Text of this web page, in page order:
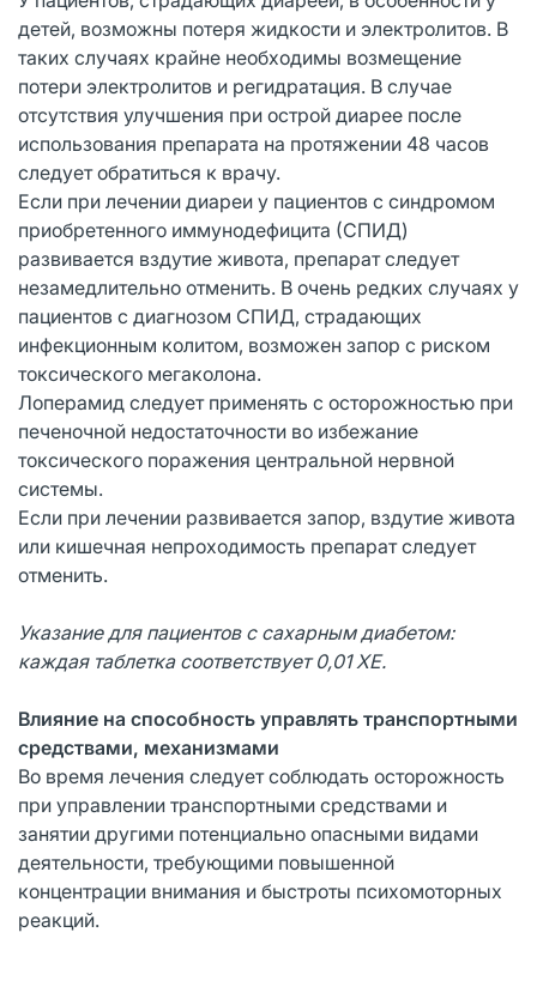
детей, возможны потеря жидкости и электролитов. В
таких случаях крайне необходимы возмещение
потери электролитов и регидратация. В случае
отсутствия улучшения при острой диарее после
использования препарата на протяжении 48 часов
следует обратиться к врачу.
Если при лечении диареи у пациентов с синдромом
приобретенного иммунодефицита (СПИД)
развивается вздутие живота, препарат следует
незамедлительно отменить. В очень редких случаях у
пациентов с диагнозом СПИД, страдающих
инфекционным колитом, возможен запор с риском
токсического мегаколона.
Лоперамид следует применять с осторожностью при
печеночной недостаточности во избежание
токсического поражения центральной нервной
системы.
Если при лечении развивается запор, вздутие живота
или кишечная непроходимость препарат следует
отменить.
Указание для пациентов с сахарным диабетом:
каждая таблетка соответствует 0,01 ХЕ.
Влияние на способность управлять транспортными
средствами, механизмами
Во время лечения следует соблюдать осторожность
при управлении транспортными средствами и
занятии другими потенциально опасными видами
деятельности, требующими повышенной
концентрации внимания и быстроты психомоторных
реакций.